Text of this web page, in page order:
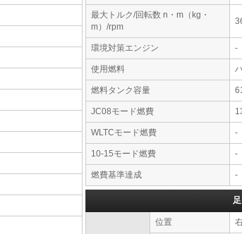
最大トルク/回転数 n・m（kg・
m）/rpm
環境対策エンジン -
使用燃料
燃料タンク容量
JC08モード燃費
WLTCモード燃費 -
10-15モード燃費 -
燃費基準達成 -
位置